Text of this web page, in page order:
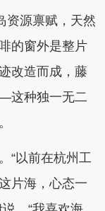
源禀赋，天然
的窗外是整片
改造而成，藤
这种独一无二
以前在杭州工
片海，心态一